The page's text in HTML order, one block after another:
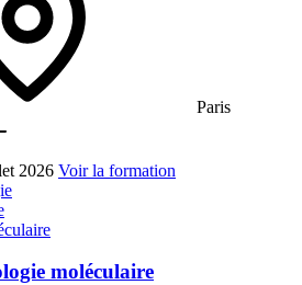
Paris
2026 Voir la formation
moléculaire